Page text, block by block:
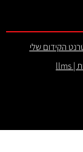
הקידום שלי
|
llms